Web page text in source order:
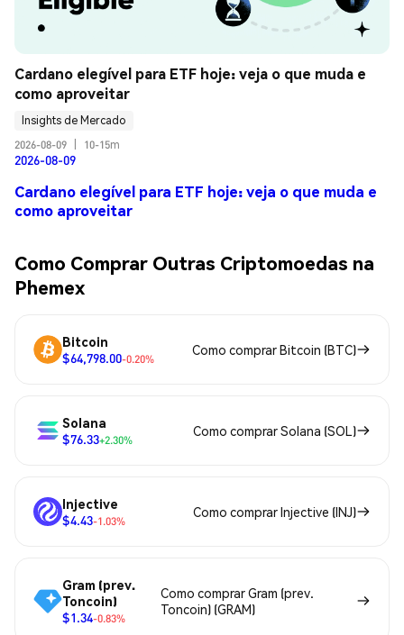
Cardano elegível para ETF hoje: veja o que muda e
como aproveitar
Insights de Mercado
2026-08-09
10-15m
2026-08-09
Cardano elegível para ETF hoje: veja o que muda e
como aproveitar
Como Comprar Outras Criptomoedas na
Phemex
Bitcoin
$64,798.00-0.20%
Como comprar Bitcoin (BTC)
Solana
$76.33+2.30%
Como comprar Solana (SOL)
Injective
$4.43-1.03%
Como comprar Injective (INJ)
Gram (prev.
Toncoin)
$1.34-0.83%
Como comprar Gram (prev.
Toncoin) (GRAM)